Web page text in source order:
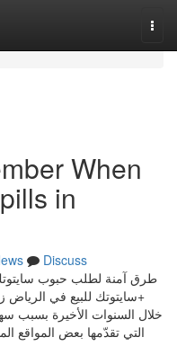
When
in
Discuss
+سايتوتك للبيع في الرياض
خلال السنوات الأخيرة بسبب
التي تقدّمها بعض المواقع